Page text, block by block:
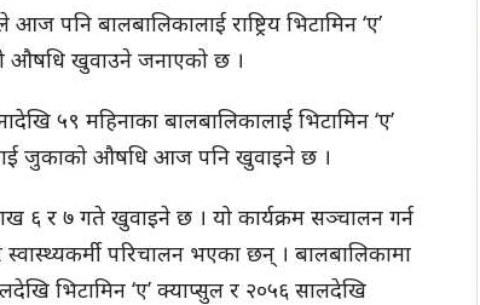
पनि बालबालिकालाई राष्ट्रिय भिटामिन ‘ए’
औषधि खुवाउने जनाएको छ ।
५९ महिनाका बालबालिकालाई भिटामिन ‘ए’
जुकाको औषधि आज पनि खुवाइने छ ।
६ र ७ गते खुवाइने छ । यो कार्यक्रम सञ्चालन गर्न
परिचालन भएका छन् । बालबालिकामा
भिटामिन ‘ए’ क्याप्सुल र २०५६ सालदेखि